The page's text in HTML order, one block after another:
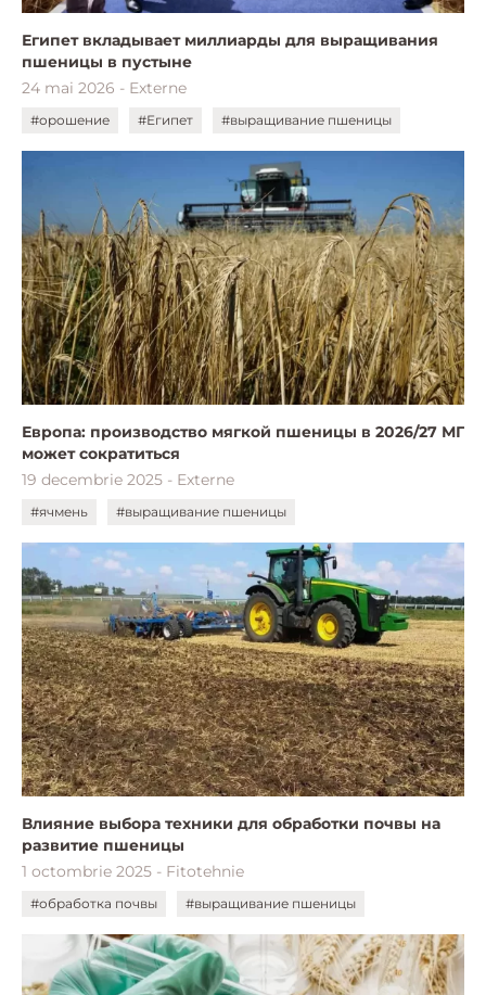
Египет вкладывает миллиарды для выращивания
пшеницы в пустыне
24 mai 2026 - Externe
#орошение #Египет #выращивание пшеницы
Европа: производство мягкой пшеницы в 2026/27 МГ
может сократиться
19 decembrie 2025 - Externe
#ячмень #выращивание пшеницы
Влияние выбора техники для обработки почвы на
развитие пшеницы
1 octombrie 2025 - Fitotehnie
#обработка почвы #выращивание пшеницы